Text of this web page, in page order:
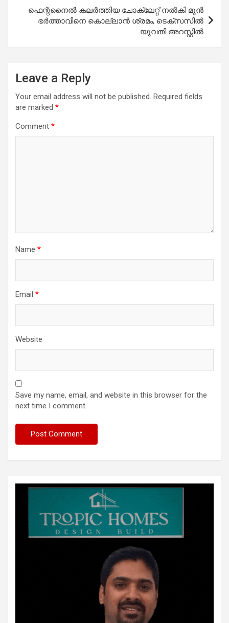
ഫെന്റനൈൽ കലർത്തിയ ചോക്ലേറ്റ് നൽകി മുൻ
ഭർത്താവിനെ കൊല്ലാൻ ശ്രമം, ടെക്സസിൽ
യുവതി അറസ്റ്റിൽ
Leave a Reply
Your email address will not be published. Required fields
are marked *
Comment *
Name *
Email *
Website
Save my name, email, and website in this browser for the
next time I comment.